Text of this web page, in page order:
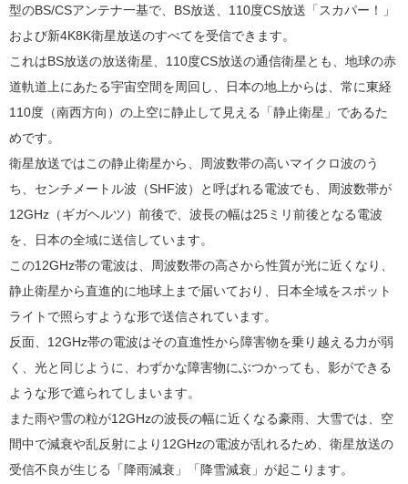
型のBS/CSアンテナ一基で、BS放送、110度CS放送「スカパー！」
および新4K8K衛星放送のすべてを受信できます。
これはBS放送の放送衛星、110度CS放送の通信衛星とも、地球の赤
道軌道上にあたる宇宙空間を周回し、日本の地上からは、常に東経
110度（南西方向）の上空に静止して見える「静止衛星」であるた
めです。
衛星放送ではこの静止衛星から、周波数帯の高いマイクロ波のう
ち、センチメートル波（SHF波）と呼ばれる電波でも、周波数帯が
12GHz（ギガヘルツ）前後で、波長の幅は25ミリ前後となる電波
を、日本の全域に送信しています。
この12GHz帯の電波は、周波数帯の高さから性質が光に近くなり、
静止衛星から直進的に地球上まで届いており、日本全域をスポット
ライトで照らすような形で送信されています。
反面、12GHz帯の電波はその直進性から障害物を乗り越える力が弱
く、光と同じように、わずかな障害物にぶつかっても、影ができる
ような形で遮られてしまいます。
また雨や雪の粒が12GHzの波長の幅に近くなる豪雨、大雪では、空
間中で減衰や乱反射により12GHzの電波が乱れるため、衛星放送の
受信不良が生じる「降雨減衰」「降雪減衰」が起こります。